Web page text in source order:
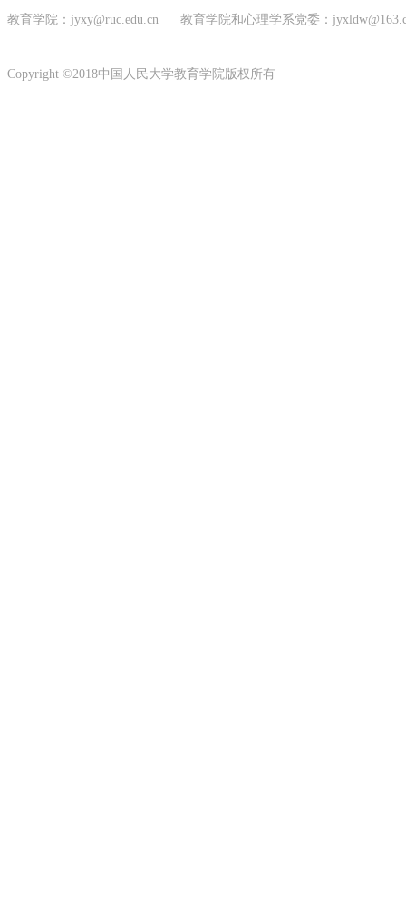
教育学院：jyxy@ruc.edu.cn 教育学院和心理学系党委：
Copyright ©2018中国人民大学教育学院版权所有